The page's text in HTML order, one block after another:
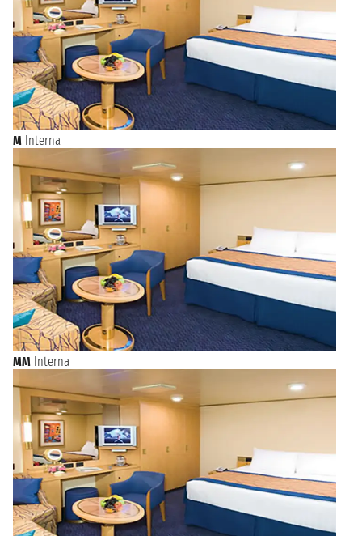
M Interna
MM Interna